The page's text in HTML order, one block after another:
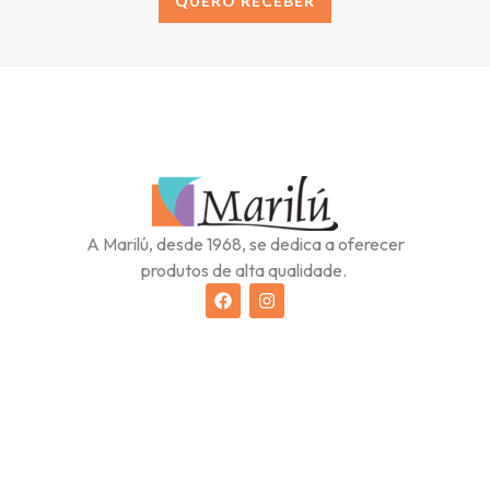
A Marilú, desde 1968, se dedica a oferecer
produtos de alta qualidade.